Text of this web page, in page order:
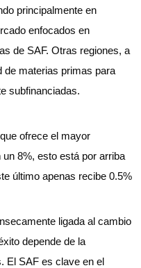
principalmente en
enfocados en
de SAF. Otras regiones, a
de materias primas para
subfinanciadas.
ofrece el mayor
8%, esto está por arriba
último apenas recibe 0.5%
ligada al cambio
depende de la
El SAF es clave en el